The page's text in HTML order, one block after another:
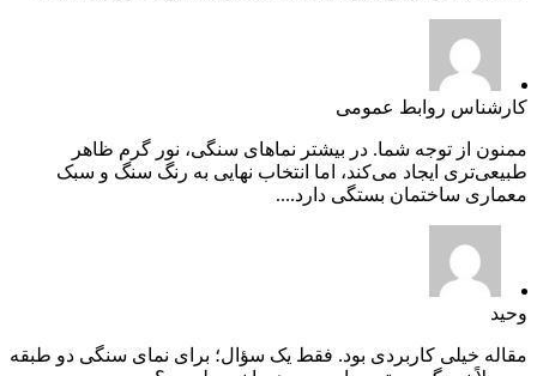
کارشناس روابط عمومی
ممنون از توجه شما. در بیشتر نماهای سنگی، نور گرم ظاهر
طبیعی‌تری ایجاد می‌کند، اما انتخاب نهایی به رنگ سنگ و سبک
معماری ساختمان بستگی دارد....
وحید
مقاله خیلی کاربردی بود. فقط یک سؤال؛ برای نمای سنگی دو طبقه